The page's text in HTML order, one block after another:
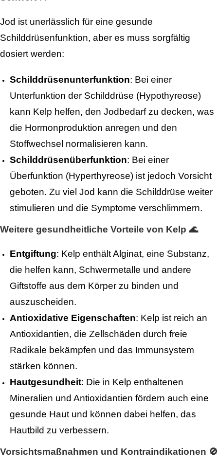
Jod ist unerlässlich für eine gesunde
Schilddrüsenfunktion, aber es muss sorgfältig
dosiert werden:
Schilddrüsenunterfunktion: Bei einer
Unterfunktion der Schilddrüse (Hypothyreose)
kann Kelp helfen, den Jodbedarf zu decken, was
die Hormonproduktion anregen und den
Stoffwechsel normalisieren kann.
Schilddrüsenüberfunktion: Bei einer
Überfunktion (Hyperthyreose) ist jedoch Vorsicht
geboten. Zu viel Jod kann die Schilddrüse weiter
stimulieren und die Symptome verschlimmern.
Weitere gesundheitliche Vorteile von Kelp 🌊
Entgiftung: Kelp enthält Alginat, eine Substanz,
die helfen kann, Schwermetalle und andere
Giftstoffe aus dem Körper zu binden und
auszuscheiden.
Antioxidative Eigenschaften: Kelp ist reich an
Antioxidantien, die Zellschäden durch freie
Radikale bekämpfen und das Immunsystem
stärken können.
Hautgesundheit: Die in Kelp enthaltenen
Mineralien und Antioxidantien fördern auch eine
gesunde Haut und können dabei helfen, das
Hautbild zu verbessern.
Vorsichtsmaßnahmen und Kontraindikationen 🚫